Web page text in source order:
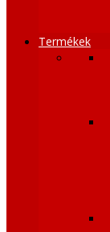
Termékek